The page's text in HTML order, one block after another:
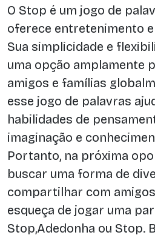
O Stop é um jogo de
oferece entretenimento
Sua simplicidade e
uma opção amplamente
amigos e famílias
esse jogo de palavras
habilidades de
imaginação e
Portanto, na próxima
buscar uma forma de
compartilhar com
esqueça de jogar uma
Stop,Adedonha ou Stop.